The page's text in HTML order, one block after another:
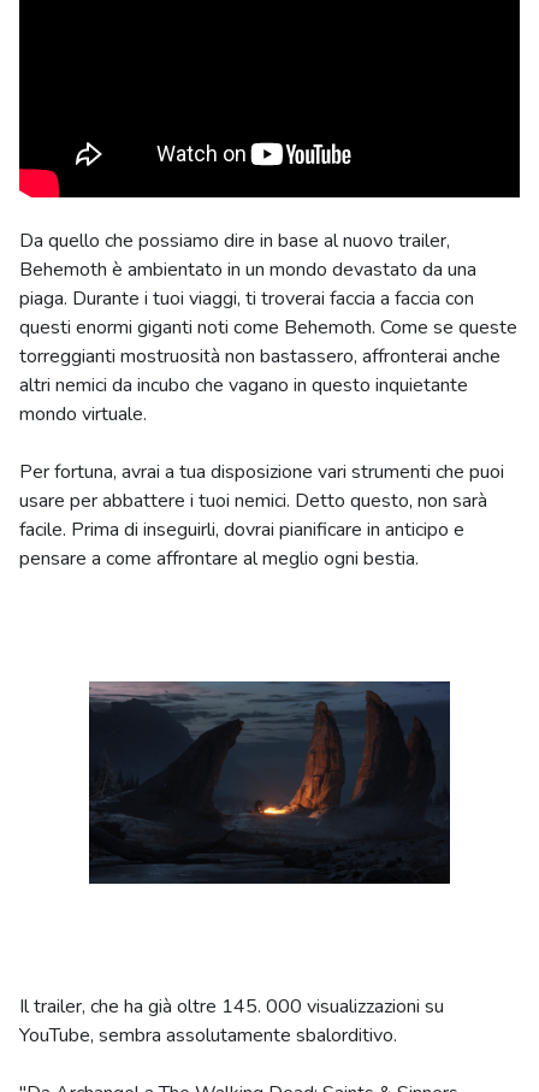
Da quello che possiamo dire in base al nuovo trailer,
Behemoth è ambientato in un mondo devastato da una
piaga. Durante i tuoi viaggi, ti troverai faccia a faccia con
questi enormi giganti noti come Behemoth. Come se queste
torreggianti mostruosità non bastassero, affronterai anche
altri nemici da incubo che vagano in questo inquietante
mondo virtuale.
Per fortuna, avrai a tua disposizione vari strumenti che puoi
usare per abbattere i tuoi nemici. Detto questo, non sarà
facile. Prima di inseguirli, dovrai pianificare in anticipo e
pensare a come affrontare al meglio ogni bestia.
Il trailer, che ha già oltre 145. 000 visualizzazioni su
YouTube, sembra assolutamente sbalorditivo.